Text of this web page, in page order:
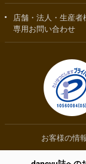
店舗・法人・生産者
専用お問い合わせ
お客様の情